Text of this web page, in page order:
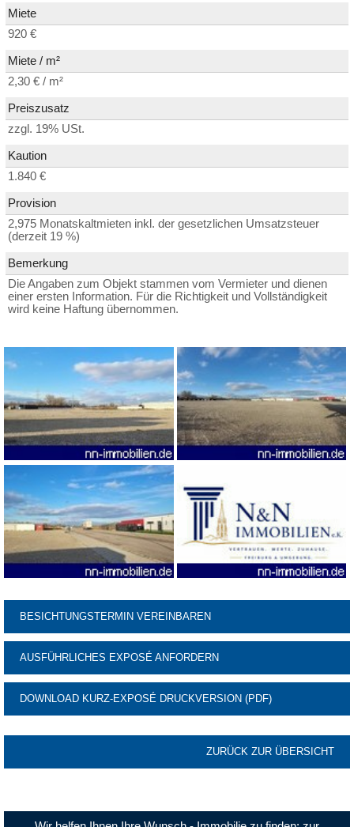
Miete
920 €
Miete / m²
2,30 € / m²
Preiszusatz
zzgl. 19% USt.
Kaution
1.840 €
Provision
2,975 Monatskaltmieten inkl. der gesetzlichen Umsatzsteuer
(derzeit 19 %)
Bemerkung
Die Angaben zum Objekt stammen vom Vermieter und dienen
einer ersten Information. Für die Richtigkeit und Vollständigkeit
wird keine Haftung übernommen.
BESICHTUNGSTERMIN VEREINBAREN
AUSFÜHRLICHES EXPOSÉ ANFORDERN
DOWNLOAD KURZ-EXPOSÉ DRUCKVERSION (PDF)
ZURÜCK ZUR ÜBERSICHT